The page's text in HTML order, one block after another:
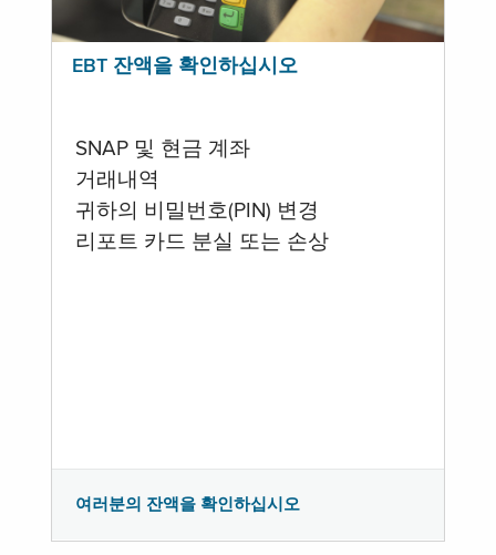
EBT 잔액을 확인하십시오
SNAP 및 현금 계좌
거래내역
귀하의 비밀번호(PIN) 변경
리포트 카드 분실 또는 손상
여러분의 잔액을 확인하십시오